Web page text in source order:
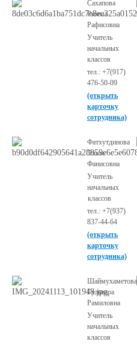
Сахапова
Римма
Рафисовна
Учитель
начальных
классов
тел.: +7(917)
476-50-09
(открыть
карточку
сотрудника)
Фатхутдинова
Эльза
Фанисовна
Учитель
начальных
классов
тел.: +7(937)
837-44-64
(открыть
карточку
сотрудника)
Шаймухаметова
Гульнара
Рамиловна
Учитель
начальных
классов